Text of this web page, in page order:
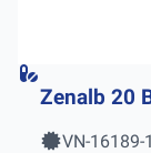
Zenalb 20
VN-16189-